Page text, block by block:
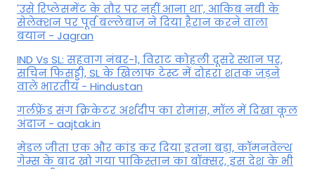
'उसे रिप्लेसमेंट के तौर पर नहीं आना था', आकिब नबी के
सेलेक्शन पर पूर्व बल्लेबाज ने दिया हैरान करने वाला
बयान - Jagran
IND Vs SL: सहवाग नंबर-1, विराट कोहली दूसरे स्थान पर,
सचिन फिसड्डी, SL के खिलाफ टेस्ट में दोहरा शतक जड़ने
वाले भारतीय - Hindustan
गर्लफ्रेंड संग क्रिकेटर अर्शदीप का रोमांस, मॉल में द‍िखा कूल
अंदाज - aajtak.in
मेडल जीता एक और कांड कर दिया इतना बड़ा, कॉमनवेल्थ
गेम्स के बाद खो गया पाकिस्तान का बॉक्सर, इस देश के भी